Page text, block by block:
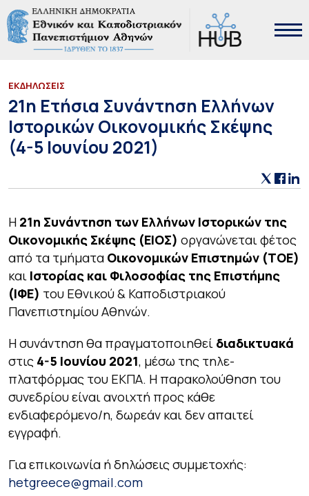
ΕΚΔΗΛΩΣΕΙΣ
21η Ετήσια Συνάντηση Ελλήνων
Ιστορικών Οικονομικής Σκέψης
(4-5 Ιουνίου 2021)
Η 21η Συνάντηση των Ελλήνων Ιστορικών της
Οικονομικής Σκέψης (ΕΙΟΣ) οργανώνεται φέτος
από τα τμήματα Οικονομικών Επιστημών (ΤΟΕ)
και Ιστορίας και Φιλοσοφίας της Επιστήμης
(ΙΦΕ) του Εθνικού & Καποδιστριακού
Πανεπιστημίου Αθηνών.
Η συνάντηση θα πραγματοποιηθεί διαδικτυακά
στις 4-5 Ιουνίου 2021, μέσω της τηλε-
πλατφόρμας του ΕΚΠΑ. Η παρακολούθηση του
συνεδρίου είναι ανοιχτή προς κάθε
ενδιαφερόμενο/η, δωρεάν και δεν απαιτεί
εγγραφή.
Για επικοινωνία ή δηλώσεις συμμετοχής:
hetgreece@gmail.com